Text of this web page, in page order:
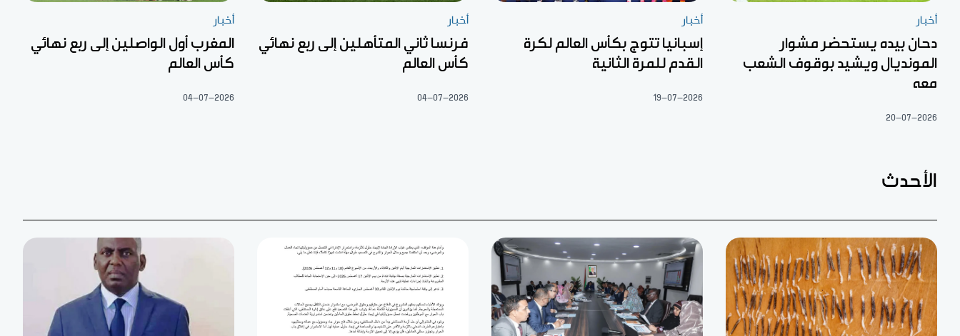
أخبار
دحان بيده يستحضر مشوار
المونديال ويشيد بوقوف الشعب
معه
20-07-2026
أخبار
إسبانيا تتوج بكأس العالم لكرة
القدم للمرة الثانية
19-07-2026
أخبار
فرنسا ثاني المتأهلين إلى ربع نهائي
كأس العالم
04-07-2026
أخبار
المغرب أول الواصلين إلى ربع نهائي
كأس العالم
04-07-2026
الأحدث